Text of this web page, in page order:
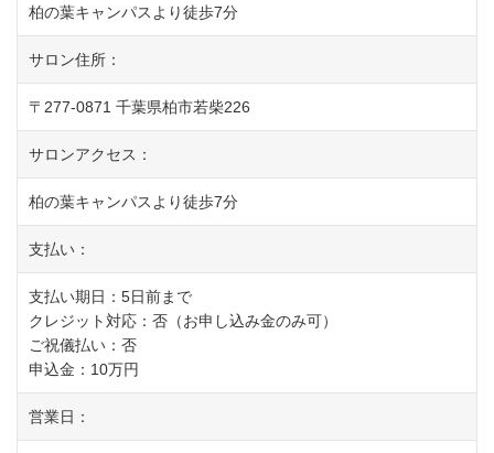
柏の葉キャンパスより徒歩7分
サロン住所：
〒277-0871 千葉県柏市若柴226
サロンアクセス：
柏の葉キャンパスより徒歩7分
支払い：
支払い期日：5日前まで
クレジット対応：否（お申し込み金のみ可）
ご祝儀払い：否
申込金：10万円
営業日：